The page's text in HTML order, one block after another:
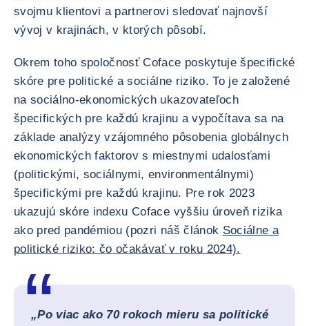
svojmu klientovi a partnerovi sledovať najnovší
vývoj v krajinách, v ktorých pôsobí.
Okrem toho spoločnosť Coface poskytuje špecifické
skóre pre politické a sociálne riziko. To je založené
na sociálno-ekonomických ukazovateľoch
špecifických pre každú krajinu a vypočítava sa na
základe analýzy vzájomného pôsobenia globálnych
ekonomických faktorov s miestnymi udalosťami
(politickými, sociálnymi, environmentálnymi)
špecifickými pre každú krajinu. Pre rok 2023
ukazujú skóre indexu Coface vyššiu úroveň rizika
ako pred pandémiou (pozri náš článok Sociálne a
politické riziko: čo očakávať v roku 2024).
„Po viac ako 70 rokoch mieru sa politické